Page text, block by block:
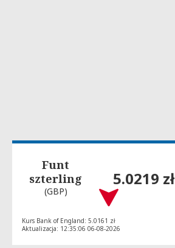
Funt
szterling
(GBP)
5.0219 zł
Kurs Bank of England: 5.0161 zł
Aktualizacja: 12:35:06 06-08-2026